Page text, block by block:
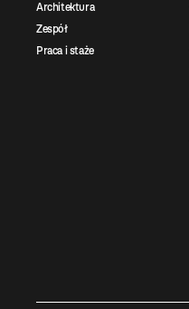
Architektura
Zespół
Praca i staże